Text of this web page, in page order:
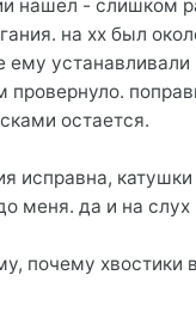
нашел - слишком
на хх был
ему
остается.
исправна,
меня. да и на слух
почему хвостики